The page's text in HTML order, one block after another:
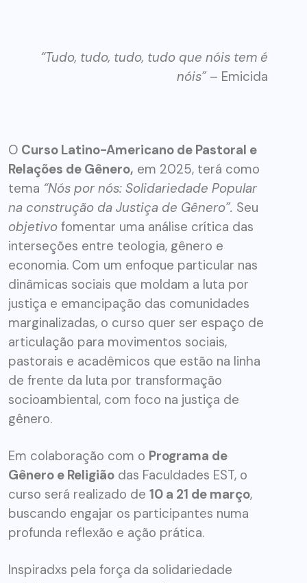
“Tudo, tudo, tudo, tudo que nóis tem é
nóis”– Emicida
O Curso Latino-Americano de Pastoral e
Relações de Gênero, em 2025, terá como
tema “Nós por nós: Solidariedade Popular
na construção da Justiça de Gênero”. Seu
objetivo fomentar uma análise crítica das
interseções entre teologia, gênero e
economia. Com um enfoque particular nas
dinâmicas sociais que moldam a luta por
justiça e emancipação das comunidades
marginalizadas, o curso quer ser espaço de
articulação para movimentos sociais,
pastorais e acadêmicos que estão na linha
de frente da luta por transformação
socioambiental, com foco na justiça de
gênero.
Em colaboração com o Programa de
Gênero e Religião das Faculdades EST, o
curso será realizado de 10 a 21 de março,
buscando engajar os participantes numa
profunda reflexão e ação prática.
Inspiradxs pela força da solidariedade